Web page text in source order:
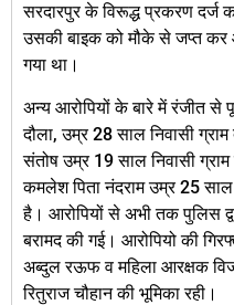
सरदारपुर के विरूद्ध प्रकरण
उसकी बाइक को मौके से जप्त कर
गया था।
अन्य आरोपियों के बारे में रंजीत से
दौला, उम्र 28 साल निवासी
संतोष उम्र 19 साल निवासी ग्राम
कमलेश पिता नंदराम उम्र 25 साल
है। आरोपियों से अभी तक पुलिस
बरामद की गई। आरोपियो की
अब्दुल रऊफ व महिला आरक्षक
रितुराज चौहान की भूमिका रही।